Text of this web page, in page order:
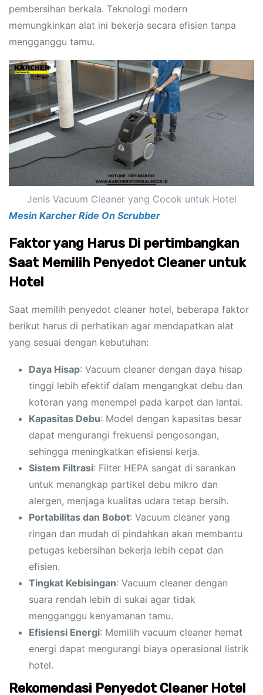
pembersihan berkala. Teknologi modern
memungkinkan alat ini bekerja secara efisien tanpa
mengganggu tamu.
Jenis Vacuum Cleaner yang Cocok untuk Hotel
Mesin Karcher Ride On Scrubber
Faktor yang Harus Di pertimbangkan
Saat Memilih Penyedot Cleaner untuk
Hotel
Saat memilih penyedot cleaner hotel, beberapa faktor
berikut harus di perhatikan agar mendapatkan alat
yang sesuai dengan kebutuhan:
Daya Hisap: Vacuum cleaner dengan daya hisap
tinggi lebih efektif dalam mengangkat debu dan
kotoran yang menempel pada karpet dan lantai.
Kapasitas Debu: Model dengan kapasitas besar
dapat mengurangi frekuensi pengosongan,
sehingga meningkatkan efisiensi kerja.
Sistem Filtrasi: Filter HEPA sangat di sarankan
untuk menangkap partikel debu mikro dan
alergen, menjaga kualitas udara tetap bersih.
Portabilitas dan Bobot: Vacuum cleaner yang
ringan dan mudah di pindahkan akan membantu
petugas kebersihan bekerja lebih cepat dan
efisien.
Tingkat Kebisingan: Vacuum cleaner dengan
suara rendah lebih di sukai agar tidak
mengganggu kenyamanan tamu.
Efisiensi Energi: Memilih vacuum cleaner hemat
energi dapat mengurangi biaya operasional listrik
hotel.
Rekomendasi Penyedot Cleaner Hotel